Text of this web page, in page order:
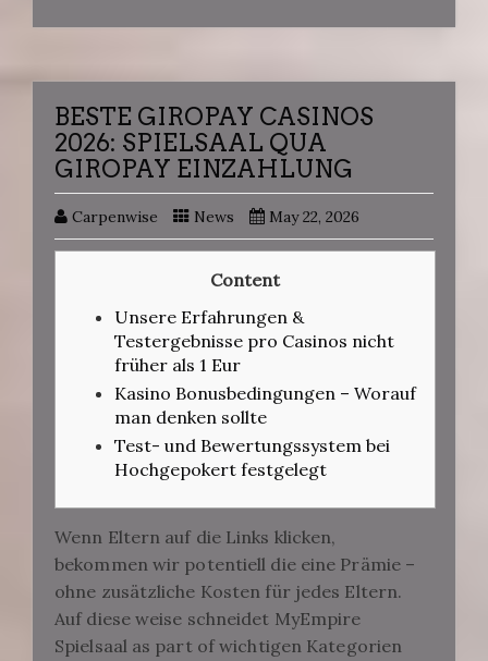
BESTE GIROPAY CASINOS
2026: SPIELSAAL QUA
GIROPAY EINZAHLUNG
Carpenwise News May 22, 2026
Content
Unsere Erfahrungen &
Testergebnisse pro Casinos nicht
früher als 1 Eur
Kasino Bonusbedingungen – Worauf
man denken sollte
Test- und Bewertungssystem bei
Hochgepokert festgelegt
Wenn Eltern auf die Links klicken,
bekommen wir potentiell die eine Prämie –
ohne zusätzliche Kosten für jedes Eltern.
Auf diese weise schneidet MyEmpire
Spielsaal as part of wichtigen Kategorien